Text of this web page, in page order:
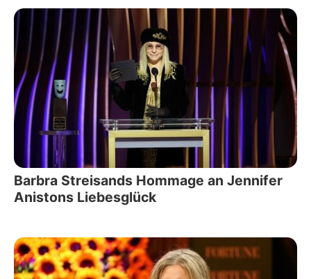
Barbra Streisands Hommage an Jennifer
Anistons Liebesglück